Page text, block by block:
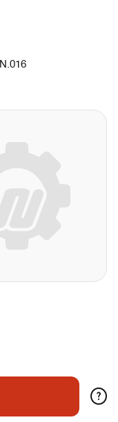
?